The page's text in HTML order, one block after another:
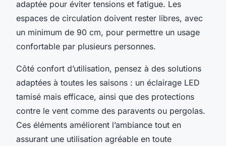
adaptée pour éviter tensions et fatigue. Les
espaces de circulation doivent rester libres, avec
un minimum de 90 cm, pour permettre un usage
confortable par plusieurs personnes.
Côté confort d’utilisation, pensez à des solutions
adaptées à toutes les saisons : un éclairage LED
tamisé mais efficace, ainsi que des protections
contre le vent comme des paravents ou pergolas.
Ces éléments améliorent l’ambiance tout en
assurant une utilisation agréable en toute